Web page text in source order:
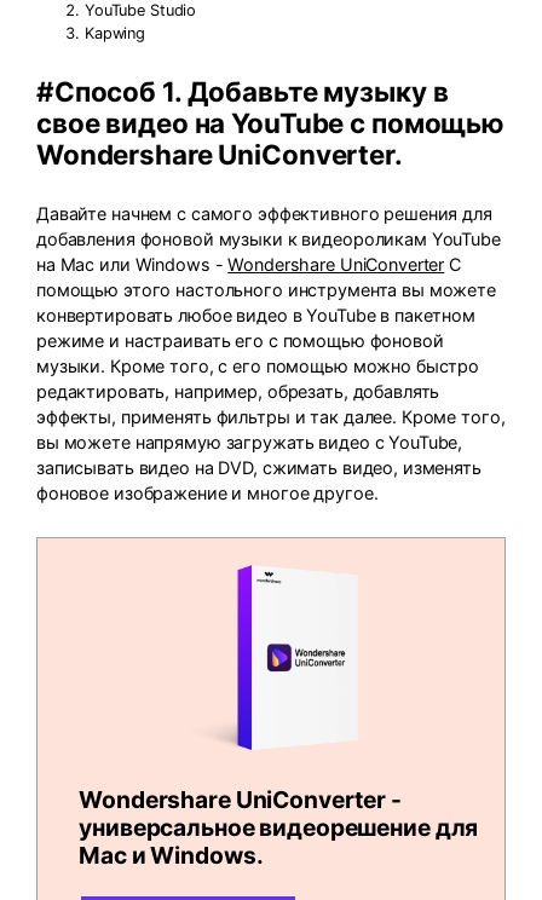
YouTube Studio
Kapwing
#Способ 1. Добавьте музыку в
свое видео на YouTube с помощью
Wondershare UniConverter.
Давайте начнем с самого эффективного решения для
добавления фоновой музыки к видеороликам YouTube
на Mac или Windows -Wondershare UniConverter С
помощью этого настольного инструмента вы можете
конвертировать любое видео в YouTube в пакетном
режиме и настраивать его с помощью фоновой
музыки. Кроме того, с его помощью можно быстро
редактировать, например, обрезать, добавлять
эффекты, применять фильтры и так далее. Кроме того,
вы можете напрямую загружать видео с YouTube,
записывать видео на DVD, сжимать видео, изменять
фоновое изображение и многое другое.
Wondershare UniConverter -
универсальное видеорешение для
Mac и Windows.